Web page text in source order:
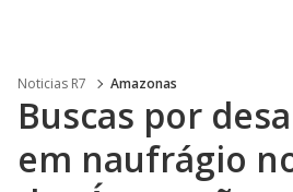
Noticias R7 Amazonas
Buscas por
em naufrágio